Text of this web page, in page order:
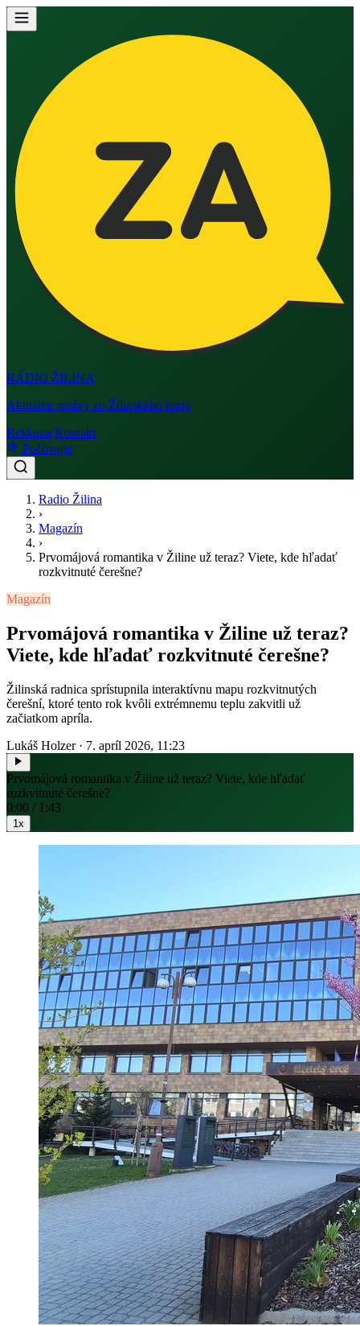
RÁDIO ŽILINA
Aktuálne správy zo Žilinského kraja
Reklama Kontakt
Počúvajte
Radio Žilina
›
Magazín
›
Prvomájová romantika v Žiline už teraz? Viete, kde hľadať
rozkvitnuté čerešne?
Magazín
Prvomájová romantika v Žiline už teraz?
Viete, kde hľadať rozkvitnuté čerešne?
Žilinská radnica sprístupnila interaktívnu mapu rozkvitnutých
čerešní, ktoré tento rok kvôli extrémnemu teplu zakvitli už
začiatkom apríla.
Lukáš Holzer · 7. apríl 2026, 11:23
Prvomájová romantika v Žiline už teraz? Viete, kde hľadať
rozkvitnuté čerešne?
0:00 / 1:43
1x